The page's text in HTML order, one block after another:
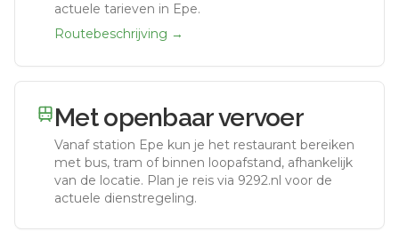
actuele tarieven in Epe.
Routebeschrijving →
Met openbaar vervoer
Vanaf station Epe kun je het restaurant bereiken
met bus, tram of binnen loopafstand, afhankelijk
van de locatie. Plan je reis via 9292.nl voor de
actuele dienstregeling.